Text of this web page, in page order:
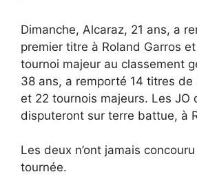
Dimanche, Alcaraz, 21 ans, a
premier titre à Roland Garros
tournoi majeur au classement
38 ans, a remporté 14 titres de
et 22 tournois majeurs. Les JO
disputeront sur terre battue, à
Les deux n’ont jamais
tournée.